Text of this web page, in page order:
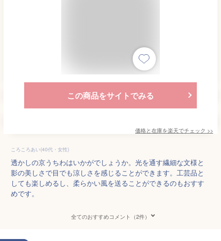
この商品をサイトでみる
価格と在庫を楽天でチェック >>
ころころあい(40代・女性)
透かしの京うちわはいかがでしょうか。光を通す繊細な文様と
影の美しさで目でも涼しさを感じることができます。工芸品と
しても楽しめるし、柔らかい風を送ることができるのもおすす
めです。
全てのおすすめコメント（2件）